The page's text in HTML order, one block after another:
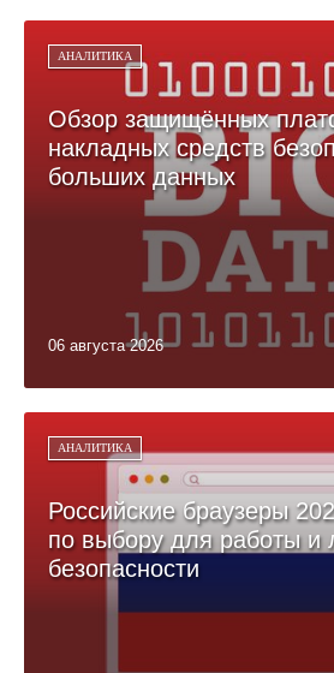
АНАЛИТИКА
Обзор защищённых
накладных средств
больших данных
06 августа 2026
АНАЛИТИКА
Российские браузеры
по выбору для работы и
безопасности